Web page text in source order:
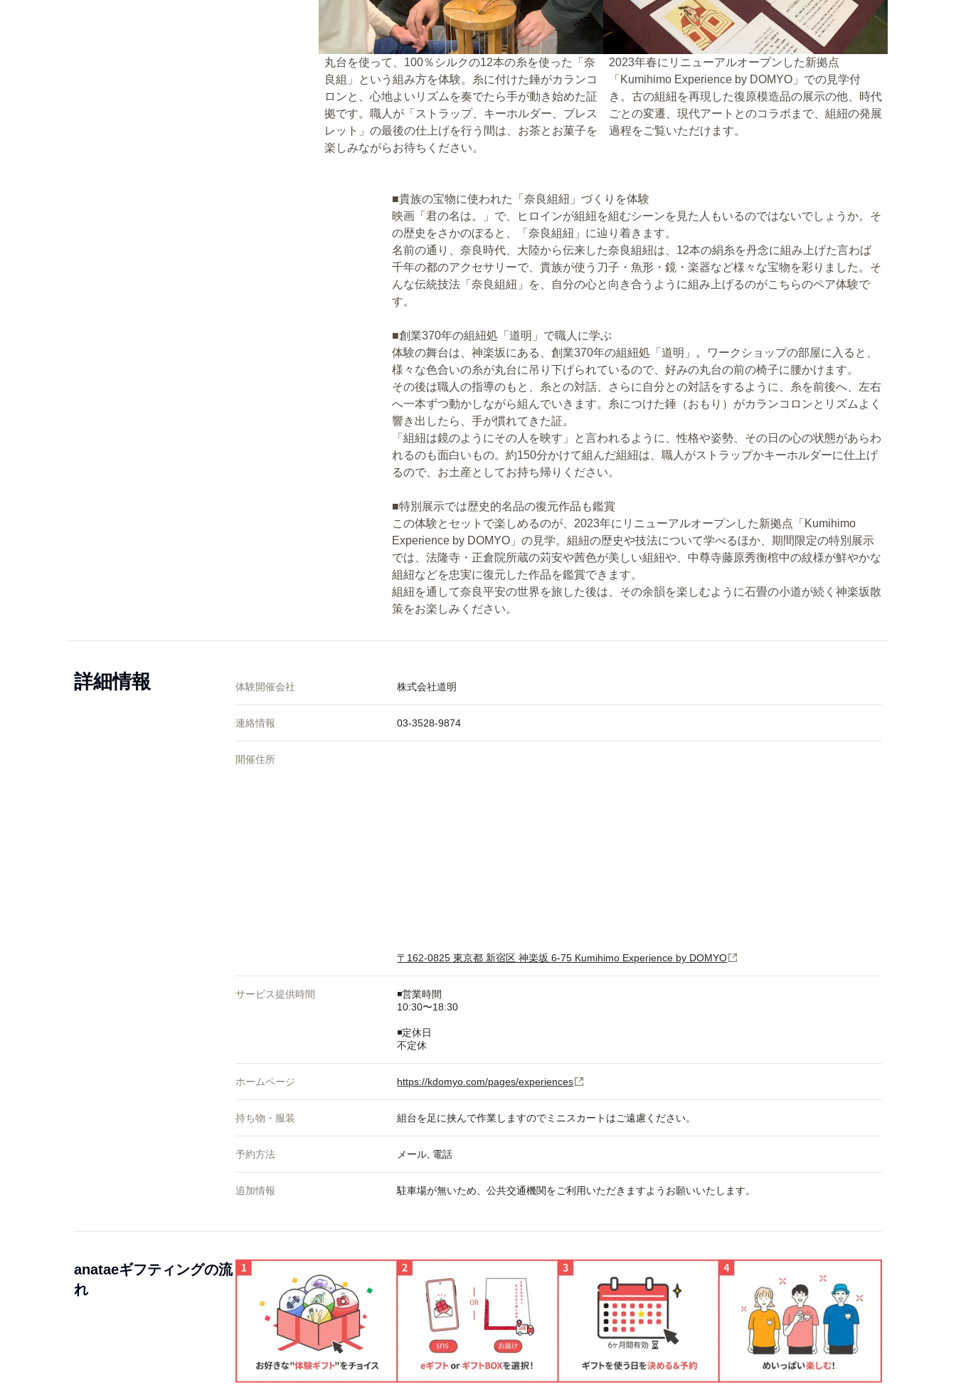
丸台を使って、100％シルクの12本の糸を使った「奈
良組」という組み方を体験。糸に付けた錘がカランコ
ロンと、心地よいリズムを奏でたら手が動き始めた証
拠です。職人が「ストラップ、キーホルダー、ブレス
レット」の最後の仕上げを行う間は、お茶とお菓子を
楽しみながらお待ちください。
2023年春にリニューアルオープンした新拠点
「Kumihimo Experience by DOMYO」での見学付
き。古の組紐を再現した復原模造品の展示の他、時代
ごとの変遷、現代アートとのコラボまで、組紐の発展
過程をご覧いただけます。
■貴族の宝物に使われた「奈良組紐」づくりを体験
映画「君の名は。」で、ヒロインが組紐を組むシーンを見た人もいるのではないでしょうか。そ
の歴史をさかのぼると、「奈良組紐」に辿り着きます。
名前の通り、奈良時代、大陸から伝来した奈良組紐は、12本の絹糸を丹念に組み上げた言わば
千年の都のアクセサリーで、貴族が使う刀子・魚形・鏡・楽器など様々な宝物を彩りました。そ
んな伝統技法「奈良組紐」を、自分の心と向き合うように組み上げるのがこちらのペア体験で
す。
■創業370年の組紐処「道明」で職人に学ぶ
体験の舞台は、神楽坂にある、創業370年の組紐処「道明」。ワークショップの部屋に入ると、
様々な色合いの糸が丸台に吊り下げられているので、好みの丸台の前の椅子に腰かけます。
その後は職人の指導のもと、糸との対話、さらに自分との対話をするように、糸を前後へ、左右
へ一本ずつ動かしながら組んでいきます。糸につけた錘（おもり）がカランコロンとリズムよく
響き出したら、手が慣れてきた証。
「組紐は鏡のようにその人を映す」と言われるように、性格や姿勢、その日の心の状態があらわ
れるのも面白いもの。約150分かけて組んだ組紐は、職人がストラップかキーホルダーに仕上げ
るので、お土産としてお持ち帰りください。
■特別展示では歴史的名品の復元作品も鑑賞
この体験とセットで楽しめるのが、2023年にリニューアルオープンした新拠点「Kumihimo
Experience by DOMYO」の見学。組紐の歴史や技法について学べるほか、期間限定の特別展示
では、法隆寺・正倉院所蔵の苅安や茜色が美しい組紐や、中尊寺藤原秀衡棺中の紋様が鮮やかな
組紐などを忠実に復元した作品を鑑賞できます。
組紐を通して奈良平安の世界を旅した後は、その余韻を楽しむように石畳の小道が続く神楽坂散
策をお楽しみください。
詳細情報 体験開催会社 株式会社道明
連絡情報 03-3528-9874
開催住所
〒162-0825 東京都 新宿区 神楽坂 6-75 Kumihimo Experience by DOMYO
サービス提供時間
◾️営業時間
10:30〜18:30
◾️定休日
不定休
ホームページ https://kdomyo.com/pages/experiences
持ち物・服装 組台を足に挟んで作業しますのでミニスカートはご遠慮ください。
予約方法 メール 電話
追加情報 駐車場が無いため、公共交通機関をご利用いただきますようお願いいたします。
anataeギフティングの流
れ